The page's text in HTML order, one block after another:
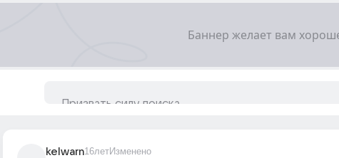
kelwarn16летИзменено